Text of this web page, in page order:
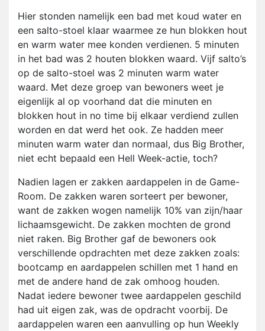
Hier stonden namelijk een bad met koud water en
een salto-stoel klaar waarmee ze hun blokken hout
en warm water mee konden verdienen. 5 minuten
in het bad was 2 houten blokken waard. Vijf salto’s
op de salto-stoel was 2 minuten warm water
waard. Met deze groep van bewoners weet je
eigenlijk al op voorhand dat die minuten en
blokken hout in no time bij elkaar verdiend zullen
worden en dat werd het ook. Ze hadden meer
minuten warm water dan normaal, dus Big Brother,
niet echt bepaald een Hell Week-actie, toch?
Nadien lagen er zakken aardappelen in de Game-
Room. De zakken waren sorteert per bewoner,
want de zakken wogen namelijk 10% van zijn/haar
lichaamsgewicht. De zakken mochten de grond
niet raken. Big Brother gaf de bewoners ook
verschillende opdrachten met deze zakken zoals:
bootcamp en aardappelen schillen met 1 hand en
met de andere hand de zak omhoog houden.
Nadat iedere bewoner twee aardappelen geschild
had uit eigen zak, was de opdracht voorbij. De
aardappelen waren een aanvulling op hun Weekly